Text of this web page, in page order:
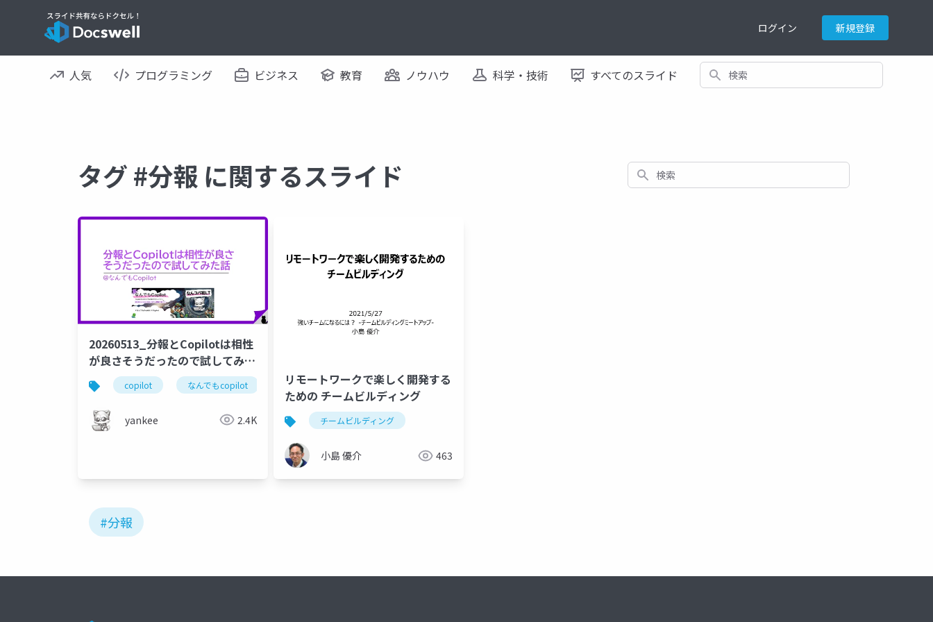
ログイン 新規登録
人気 プログラミング ビジネス 教育 ノウハウ 科学・技術 すべてのスライド 検索
タグ #分報 に関するスライド 検索
20260513_分報とCopilotは相性
が良さそうだったので試してみた
話
copilot なんでもcopilot microsoft 365 copilot 分報
yankee 2.4K
リモートワークで楽しく開発する
ための チームビルディング
チームビルディング
小島 優介 463
#分報